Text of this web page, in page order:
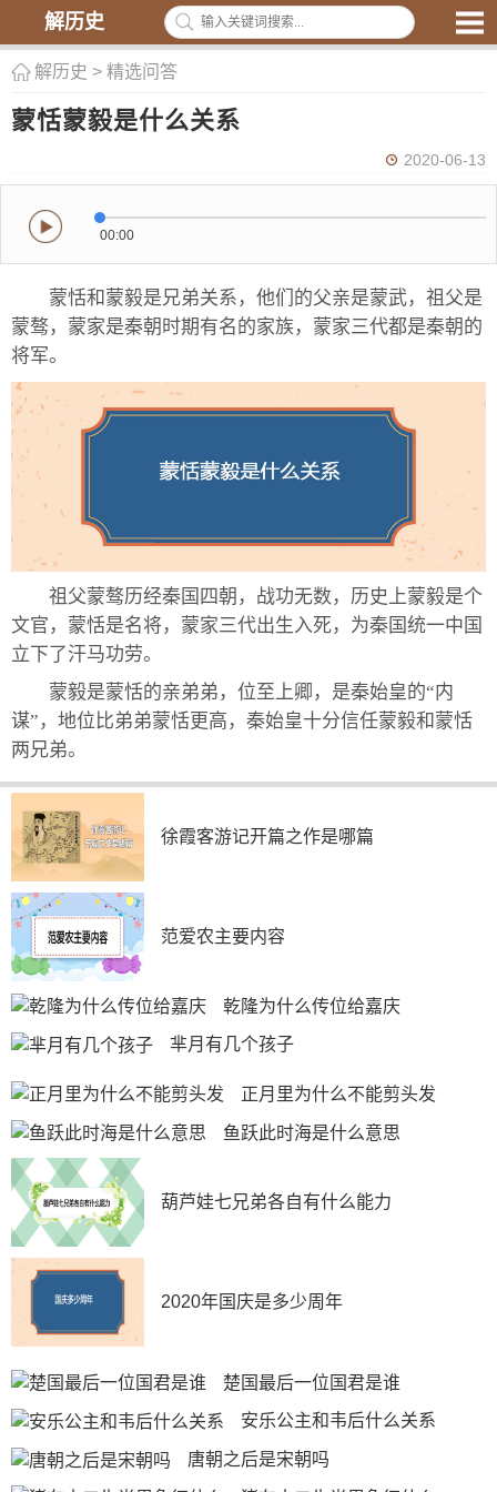
解历史
解历史 > 精选问答
蒙恬蒙毅是什么关系
2020-06-13
00:00
蒙恬和蒙毅是兄弟关系，他们的父亲是蒙武，祖父是
蒙骜，蒙家是秦朝时期有名的家族，蒙家三代都是秦朝的
将军。
祖父蒙骜历经秦国四朝，战功无数，历史上蒙毅是个
文官，蒙恬是名将，蒙家三代出生入死，为秦国统一中国
立下了汗马功劳。
蒙毅是蒙恬的亲弟弟，位至上卿，是秦始皇的“内
谋”，地位比弟弟蒙恬更高，秦始皇十分信任蒙毅和蒙恬
两兄弟。
徐霞客游记开篇之作是哪篇
范爱农主要内容
乾隆为什么传位给嘉庆
芈月有几个孩子
正月里为什么不能剪头发
鱼跃此时海是什么意思
葫芦娃七兄弟各自有什么能力
2020年国庆是多少周年
楚国最后一位国君是谁
安乐公主和韦后什么关系
唐朝之后是宋朝吗